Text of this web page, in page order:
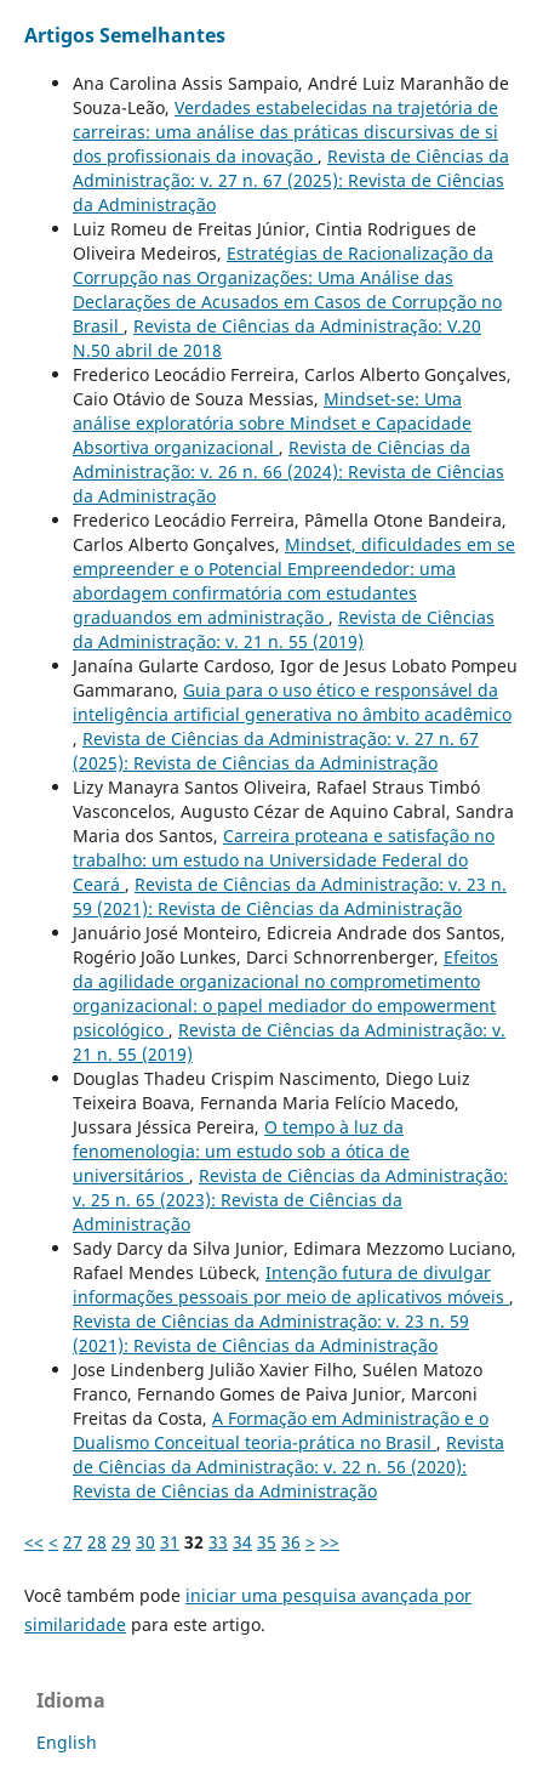
Artigos Semelhantes
Ana Carolina Assis Sampaio, André Luiz Maranhão de
Souza-Leão, Verdades estabelecidas na trajetória de
carreiras: uma análise das práticas discursivas de si
dos profissionais da inovação , Revista de Ciências da
Administração: v. 27 n. 67 (2025): Revista de Ciências
da Administração
Luiz Romeu de Freitas Júnior, Cintia Rodrigues de
Oliveira Medeiros, Estratégias de Racionalização da
Corrupção nas Organizações: Uma Análise das
Declarações de Acusados em Casos de Corrupção no
Brasil , Revista de Ciências da Administração: V.20
N.50 abril de 2018
Frederico Leocádio Ferreira, Carlos Alberto Gonçalves,
Caio Otávio de Souza Messias, Mindset-se: Uma
análise exploratória sobre Mindset e Capacidade
Absortiva organizacional , Revista de Ciências da
Administração: v. 26 n. 66 (2024): Revista de Ciências
da Administração
Frederico Leocádio Ferreira, Pâmella Otone Bandeira,
Carlos Alberto Gonçalves, Mindset, dificuldades em se
empreender e o Potencial Empreendedor: uma
abordagem confirmatória com estudantes
graduandos em administração , Revista de Ciências
da Administração: v. 21 n. 55 (2019)
Janaína Gularte Cardoso, Igor de Jesus Lobato Pompeu
Gammarano, Guia para o uso ético e responsável da
inteligência artificial generativa no âmbito acadêmico
, Revista de Ciências da Administração: v. 27 n. 67
(2025): Revista de Ciências da Administração
Lizy Manayra Santos Oliveira, Rafael Straus Timbó
Vasconcelos, Augusto Cézar de Aquino Cabral, Sandra
Maria dos Santos, Carreira proteana e satisfação no
trabalho: um estudo na Universidade Federal do
Ceará , Revista de Ciências da Administração: v. 23 n.
59 (2021): Revista de Ciências da Administração
Januário José Monteiro, Edicreia Andrade dos Santos,
Rogério João Lunkes, Darci Schnorrenberger, Efeitos
da agilidade organizacional no comprometimento
organizacional: o papel mediador do empowerment
psicológico , Revista de Ciências da Administração: v.
21 n. 55 (2019)
Douglas Thadeu Crispim Nascimento, Diego Luiz
Teixeira Boava, Fernanda Maria Felício Macedo,
Jussara Jéssica Pereira, O tempo à luz da
fenomenologia: um estudo sob a ótica de
universitários , Revista de Ciências da Administração:
v. 25 n. 65 (2023): Revista de Ciências da
Administração
Sady Darcy da Silva Junior, Edimara Mezzomo Luciano,
Rafael Mendes Lübeck, Intenção futura de divulgar
informações pessoais por meio de aplicativos móveis ,
Revista de Ciências da Administração: v. 23 n. 59
(2021): Revista de Ciências da Administração
Jose Lindenberg Julião Xavier Filho, Suélen Matozo
Franco, Fernando Gomes de Paiva Junior, Marconi
Freitas da Costa, A Formação em Administração e o
Dualismo Conceitual teoria-prática no Brasil , Revista
de Ciências da Administração: v. 22 n. 56 (2020):
Revista de Ciências da Administração
<< < 27 28 29 30 31 32 33 34 35 36 > >>
Você também pode iniciar uma pesquisa avançada por
similaridadepara este artigo.
Idioma
English